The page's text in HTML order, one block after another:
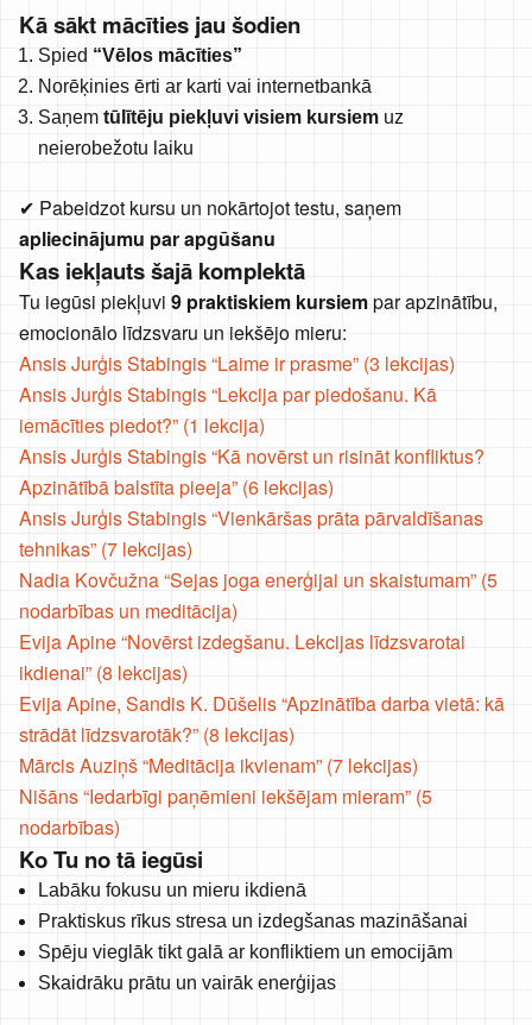
Kā sākt mācīties jau šodien
Spied “Vēlos mācīties”
Norēķinies ērti ar karti vai internetbankā
Saņem tūlītēju piekļuvi visiem kursiem uz
neierobežotu laiku
✔ Pabeidzot kursu un nokārtojot testu, saņem
apliecinājumu par apgūšanu
Kas iekļauts šajā komplektā
Tu iegūsi piekļuvi 9 praktiskiem kursiempar apzinātību,
emocionālo līdzsvaru un iekšējo mieru:
Ansis Jurģis Stabingis “Laime ir prasme” (3 lekcijas)
Ansis Jurģis Stabingis “Lekcija par piedošanu. Kā
iemācīties piedot?” (1 lekcija)
Ansis Jurģis Stabingis “Kā novērst un risināt konfliktus?
Apzinātībā balstīta pieeja” (6 lekcijas)
Ansis Jurģis Stabingis “Vienkāršas prāta pārvaldīšanas
tehnikas” (7 lekcijas)
Nadia Kovčužna “Sejas joga enerģijai un skaistumam” (5
nodarbības un meditācija)
Evija Apine “Novērst izdegšanu. Lekcijas līdzsvarotai
ikdienai” (8 lekcijas)
Evija Apine, Sandis K. Dūšelis “Apzinātība darba vietā: kā
strādāt līdzsvarotāk?” (8 lekcijas)
Mārcis Auziņš “Meditācija ikvienam” (7 lekcijas)
Nišāns “Iedarbīgi paņēmieni iekšējam mieram” (5
nodarbības)
Ko Tu no tā iegūsi
Labāku fokusu un mieru ikdienā
Praktiskus rīkus stresa un izdegšanas mazināšanai
Spēju vieglāk tikt galā ar konfliktiem un emocijām
Skaidrāku prātu un vairāk enerģijas